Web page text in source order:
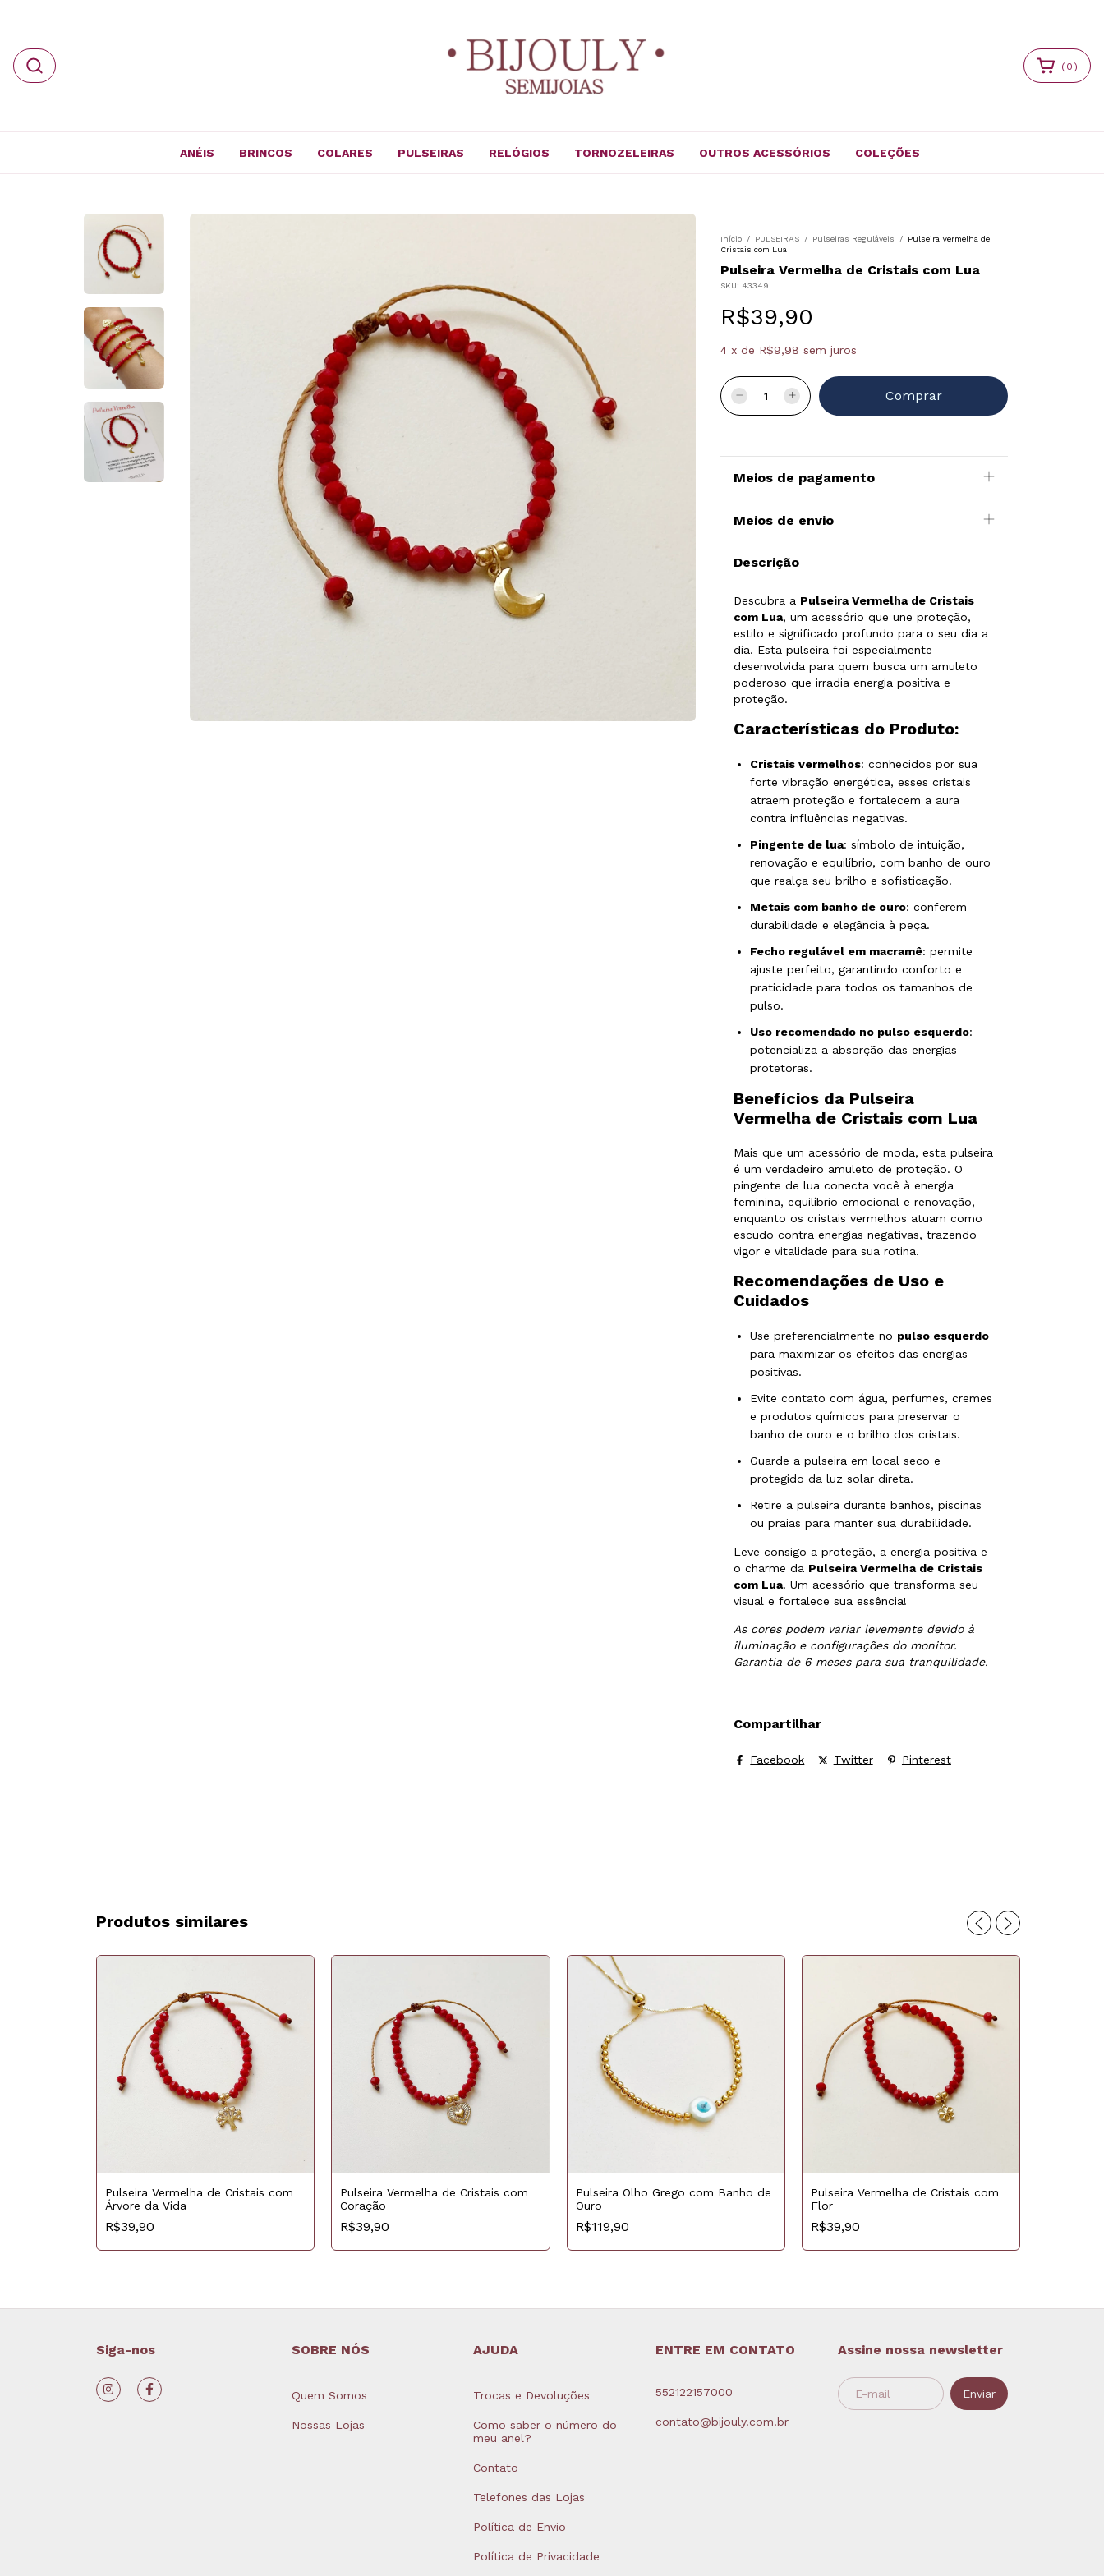
( 0 )
ANÉIS BRINCOS COLARES PULSEIRAS RELÓGIOS TORNOZELEIRAS OUTROS ACESSÓRIOS COLEÇÕES
Início / PULSEIRAS / Pulseiras Reguláveis /
Pulseira Vermelha de
Cristais com Lua
Pulseira Vermelha de Cristais com Lua
SKU: 43349
R$39,90
4 x de R$9,98 sem juros
Meios de pagamento
Meios de envio
Descrição
Descubra a Pulseira Vermelha de Cristais
com Lua, um acessório que une proteção,
estilo e significado profundo para o seu dia a
dia. Esta pulseira foi especialmente
desenvolvida para quem busca um amuleto
poderoso que irradia energia positiva e
proteção.
Características do Produto:
Cristais vermelhos: conhecidos por sua
forte vibração energética, esses cristais
atraem proteção e fortalecem a aura
contra influências negativas.
Pingente de lua: símbolo de intuição,
renovação e equilíbrio, com banho de ouro
que realça seu brilho e sofisticação.
Metais com banho de ouro: conferem
durabilidade e elegância à peça.
Fecho regulável em macramê: permite
ajuste perfeito, garantindo conforto e
praticidade para todos os tamanhos de
pulso.
Uso recomendado no pulso esquerdo:
potencializa a absorção das energias
protetoras.
Benefícios da Pulseira
Vermelha de Cristais com Lua
Mais que um acessório de moda, esta pulseira
é um verdadeiro amuleto de proteção. O
pingente de lua conecta você à energia
feminina, equilíbrio emocional e renovação,
enquanto os cristais vermelhos atuam como
escudo contra energias negativas, trazendo
vigor e vitalidade para sua rotina.
Recomendações de Uso e
Cuidados
Use preferencialmente no pulso esquerdo
para maximizar os efeitos das energias
positivas.
Evite contato com água, perfumes, cremes
e produtos químicos para preservar o
banho de ouro e o brilho dos cristais.
Guarde a pulseira em local seco e
protegido da luz solar direta.
Retire a pulseira durante banhos, piscinas
ou praias para manter sua durabilidade.
Leve consigo a proteção, a energia positiva e
o charme da Pulseira Vermelha de Cristais
com Lua. Um acessório que transforma seu
visual e fortalece sua essência!
As cores podem variar levemente devido à
iluminação e configurações do monitor.
Garantia de 6 meses para sua tranquilidade.
Compartilhar
Facebook Twitter Pinterest
Produtos similares
Pulseira Vermelha de Cristais com
Árvore da Vida
R$39,90
Pulseira Vermelha de Cristais com
Coração
R$39,90
Pulseira Olho Grego com Banho de
Ouro
R$119,90
Pulseira Vermelha de Cristais com
Flor
R$39,90
Siga-nos SOBRE NÓS
Quem Somos
Nossas Lojas
AJUDA
Trocas e Devoluções
Como saber o número do
meu anel?
Contato
Telefones das Lojas
Política de Envio
Política de Privacidade
ENTRE EM CONTATO
552122157000
contato@bijouly.com.br
Assine nossa newsletter